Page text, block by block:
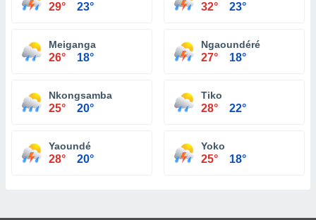
29° 23° 32° 23°
Meiganga
26° 18°
Ngaoundéré
27° 18°
Nkongsamba
25° 20°
Tiko
28° 22°
Yaoundé
28° 20°
Yoko
25° 18°